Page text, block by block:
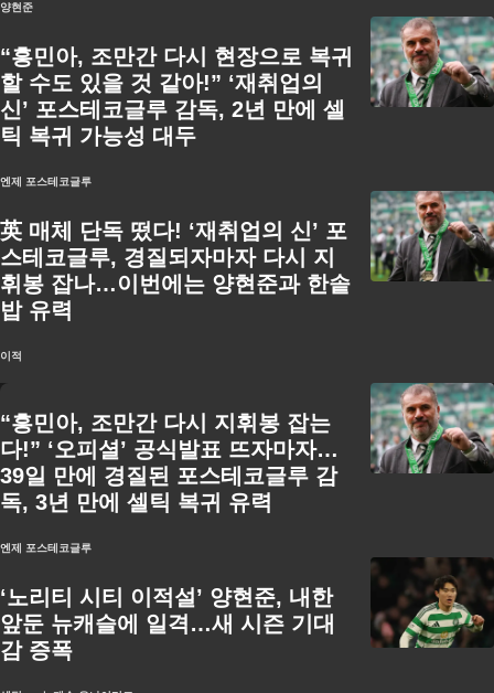
양현준
“흥민아, 조만간 다시 현장으로 복귀
할 수도 있을 것 같아!” ‘재취업의
신’ 포스테코글루 감독, 2년 만에 셀
틱 복귀 가능성 대두
엔제 포스테코글루
英 매체 단독 떴다! ‘재취업의 신’ 포
스테코글루, 경질되자마자 다시 지
휘봉 잡나…이번에는 양현준과 한솥
밥 유력
이적
“흥민아, 조만간 다시 지휘봉 잡는
다!” ‘오피셜’ 공식발표 뜨자마자…
39일 만에 경질된 포스테코글루 감
독, 3년 만에 셀틱 복귀 유력
엔제 포스테코글루
‘노리티 시티 이적설’ 양현준, 내한
앞둔 뉴캐슬에 일격…새 시즌 기대
감 증폭